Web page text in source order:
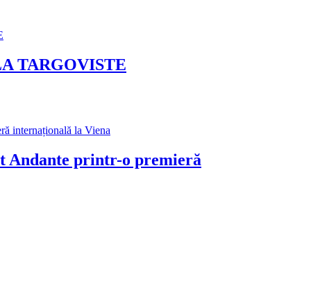
TARGOVISTE
Andante printr-o premieră